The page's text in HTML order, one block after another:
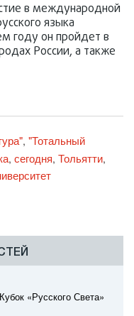
в международной
языка
году он пройдет в
России, а также
, "Тотальный
, сегодня, Тольятти,
«Русского Света»